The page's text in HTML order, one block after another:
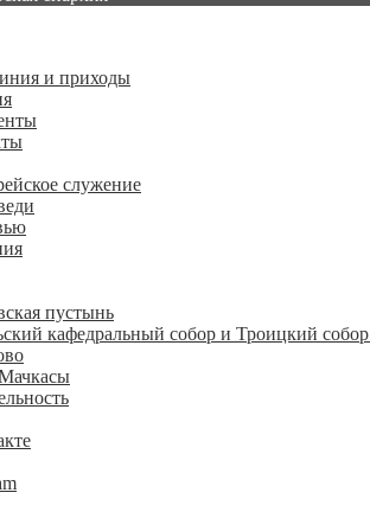
и приходы
служение
пустынь
кафедральный собор и Троицкий собор